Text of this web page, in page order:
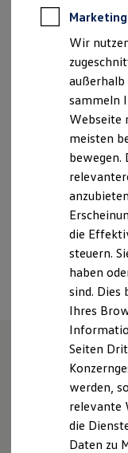
Elektroautos
ID.
Reichweite
Laden
Batterie
Kosten
E-
Software
ID.
Hybridautos
Marke und
R-
info@asf-
+49 6145
Über
Montag -
Samstag
Sonntag
Marketing
Wir
außerhalb
sammeln
Webseite
meisten
bewegen.
die
steuern.
haben
sind. Dies
Ihres
Seiten
werden,
relevante
die
Daten zu